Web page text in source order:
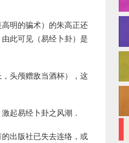
明的骗术）的朱高正还
此可见（易经卜卦）是
头颅赠敌当酒杯），这
起易经卜卦之风潮．
出版社已失去连络，或